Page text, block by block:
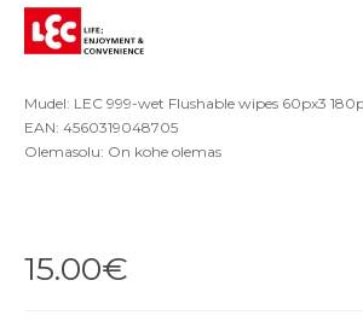
Mudel: LEC 999-wet Flushable wipes 60px3
EAN: 4560319048705
Olemasolu: On kohe olemas
15.00€